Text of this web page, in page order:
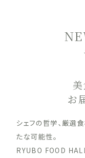
美
お
シェフの哲学、厳選
たな可能性。
RYUBO FOOD